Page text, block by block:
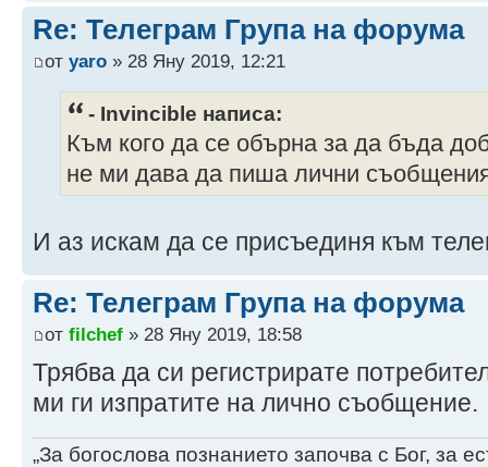
Re: Телеграм Група на форума
от yaro » 28 Яну 2019, 12:21
- Invincible написа:
Към кого да се обърна за да бъда
не ми дава да пиша лични
И аз искам да се присъединя към
Re: Телеграм Група на форума
от filchef » 28 Яну 2019, 18:58
Трябва да си регистрирате
ми ги изпратите на лично съобщение.
„За богослова познанието започва с Бог, за